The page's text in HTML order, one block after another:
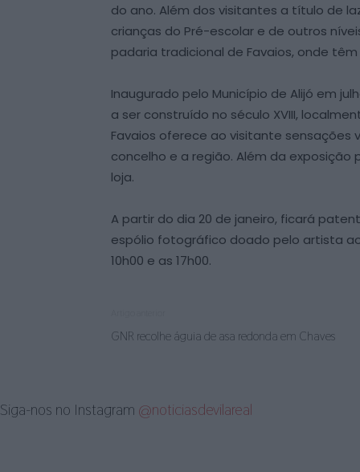
do ano. Além dos visitantes a título de
crianças do Pré-escolar e de outros
padaria tradicional de Favaios, onde
Inaugurado pelo Município de Alijó em
a ser construído no século XVIII,
Favaios oferece ao visitante
concelho e a região. Além da
loja.
A partir do dia 20 de janeiro, ficará
espólio fotográfico doado pelo artista
10h00 e as 17h00.
GNR recolhe águia de asa redonda em Chaves
Siga-nos no Instagram @noticiasdevilareal